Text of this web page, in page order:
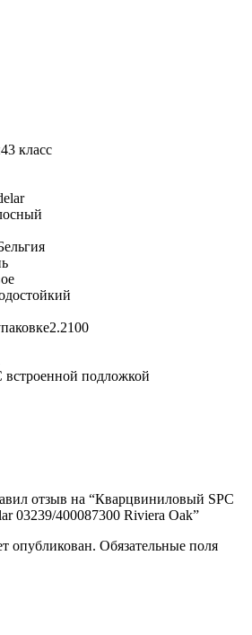
43 класс
2.2100
встроенной подложкой
отзыв на “Кварцвиниловый SPC
03239/400087300 Riviera Оаk”
опубликован. Обязательные поля